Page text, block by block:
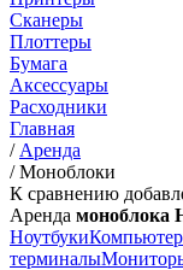
Сканеры
Плоттеры
Бумага
Аксессуары
Расходники
Главная
/ Аренда
/Моноблоки
К сравнению
Аренда моноблока
Ноутбуки
терминалы